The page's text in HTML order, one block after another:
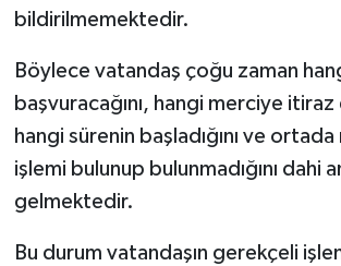
bildirilmemektedir.
Böylece vatandaş çoğu zaman
başvuracağını, hangi merciye
hangi sürenin başladığını ve
işlemi bulunup bulunmadığını dahi
gelmektedir.
Bu durum vatandaşın gerekçeli